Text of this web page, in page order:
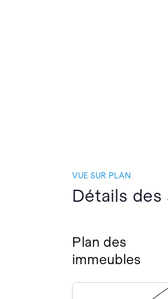
VUE SUR PLAN
Détails des
Plan des
immeubles